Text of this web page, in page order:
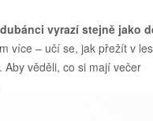
vyrazí stejně jako
více – učí se, jak přežít v
věděli, co si mají večer